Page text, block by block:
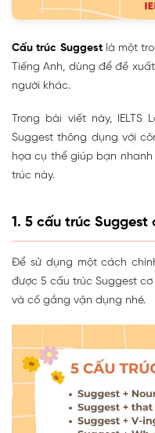
Cấu trúc Suggestlà một
Tiếng Anh, dùng để đề
người khác.
Trong bài viết này,
Suggest thông dụng với
họa cụ thể giúp bạn
trúc này.
1. 5 cấu trúc
Để sử dụng một cách
được 5 cấu trúc Suggest
và cố gắng vận dụng nhé.